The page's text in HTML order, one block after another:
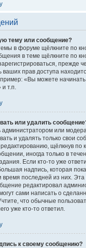
тему или сообщение?
в форуме щёлкните по
в теме щёлкните по
прежде
прав доступа
«Вы можете
и т.п.
или удалить
администратором или
и удалять только свои
щёлкнув по
иногда только в
Если кто-то уже
надпись, которая
время последней из них. Эта
редактировал
сами написать о
что обычные
уже кто-то ответил.
к своему сообщению?